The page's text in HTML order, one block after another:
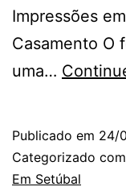
Impressões
Casamento O
uma…
Publicado em 24/
Categorizado
Em Setúbal